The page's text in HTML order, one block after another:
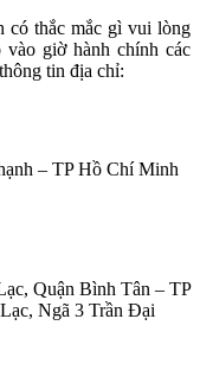
có thắc mắc gì vui lòng
giờ hành chính các
tin địa chỉ:
– TP Hồ Chí Minh
Quận Bình Tân – TP
Ngã 3 Trần Đại